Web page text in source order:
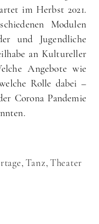
im Herbst 2021.
Modulen
und Jugendliche
an Kultureller
Angebote wie
Rolle dabei –
Corona Pandemie
, Tanz, Theater